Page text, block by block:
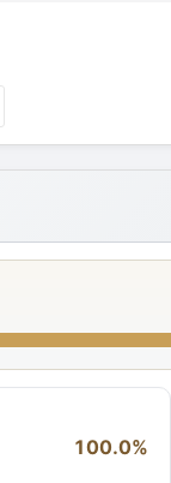
100.0%